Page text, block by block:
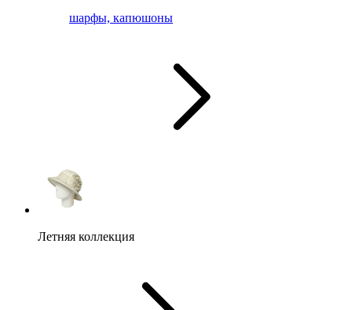
шарфы, капюшоны
Летняя коллекция